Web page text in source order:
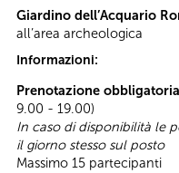
Giardino dell’Acquario
all’area archeologica
Informazioni:
Prenotazione
9.00 - 19.00)
In caso di disponibilità le
il giorno stesso sul posto
Massimo 15 partecipanti